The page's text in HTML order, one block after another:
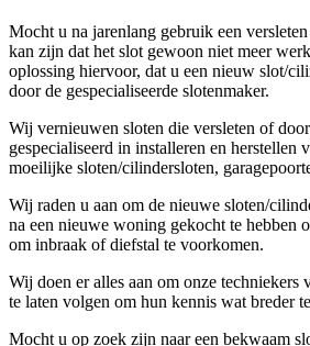
Mocht u na jarenlang gebruik een
kan zijn dat het slot gewoon niet meer
oplossing hiervoor, dat u een nieuw slot/
door de gespecialiseerde slotenmaker.
Wij vernieuwen sloten die versleten of
gespecialiseerd in installeren en herstellen
moeilijke sloten/cilindersloten,
Wij raden u aan om de nieuwe sloten/
na een nieuwe woning gekocht te hebben
om inbraak of diefstal te voorkomen.
Wij doen er alles aan om onze techniekers
te laten volgen om hun kennis wat breder
Mocht u op zoek zijn naar een bekwaam